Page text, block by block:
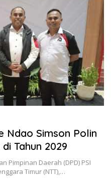
Ndao Simson Polin
Tahun 2029
Pimpinan Daerah (DPD) PSI
Timur (NTT),…